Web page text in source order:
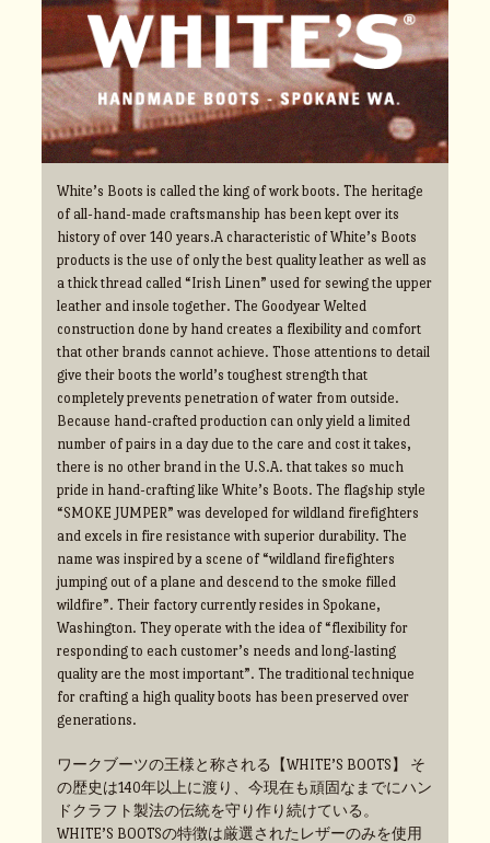
White’s Boots is called the king of work boots. The heritage
of all-hand-made craftsmanship has been kept over its
history of over 140 years.A characteristic of White’s Boots
products is the use of only the best quality leather as well as
a thick thread called “Irish Linen” used for sewing the upper
leather and insole together. The Goodyear Welted
construction done by hand creates a flexibility and comfort
that other brands cannot achieve. Those attentions to detail
give their boots the world’s toughest strength that
completely prevents penetration of water from outside.
Because hand-crafted production can only yield a limited
number of pairs in a day due to the care and cost it takes,
there is no other brand in the U.S.A. that takes so much
pride in hand-crafting like White’s Boots. The flagship style
“SMOKE JUMPER” was developed for wildland firefighters
and excels in fire resistance with superior durability. The
name was inspired by a scene of “wildland firefighters
jumping out of a plane and descend to the smoke filled
wildfire”. Their factory currently resides in Spokane,
Washington. They operate with the idea of “flexibility for
responding to each customer’s needs and long-lasting
quality are the most important”. The traditional technique
for crafting a high quality boots has been preserved over
generations.
ワークブーツの王様と称される【WHITE’S BOOTS】 そ
の歴史は140年以上に渡り、今現在も頑固なまでにハン
ドクラフト製法の伝統を守り作り続けている。
WHITE’S BOOTSの特徴は厳選されたレザーのみを使用